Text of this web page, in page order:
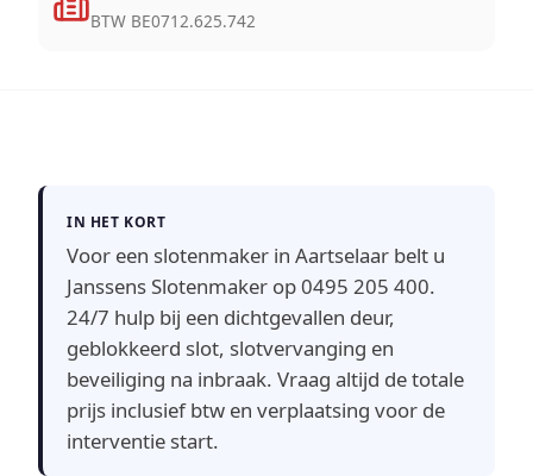
BTW BE0712.625.742
IN HET KORT
Voor een slotenmaker in Aartselaar belt u
Janssens Slotenmaker op 0495 205 400.
24/7 hulp bij een dichtgevallen deur,
geblokkeerd slot, slotvervanging en
beveiliging na inbraak. Vraag altijd de totale
prijs inclusief btw en verplaatsing voor de
interventie start.